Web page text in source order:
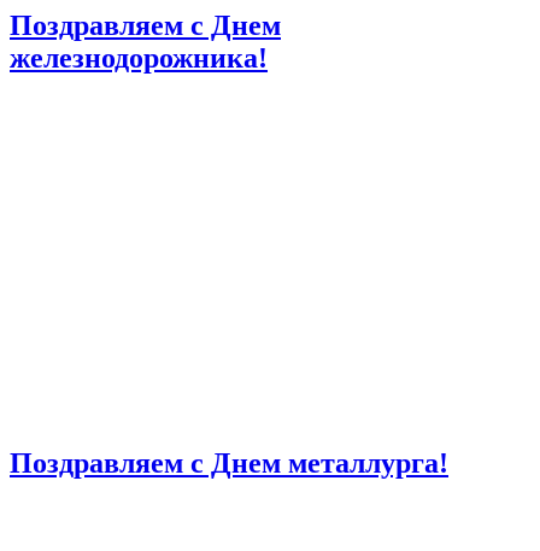
Поздравляем с Днем
железнодорожника!
Поздравляем с Днем металлурга!